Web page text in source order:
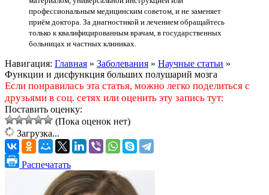
профессиональным медицинским советом, и не заменяет
приём доктора. За диагностикой и лечением обращайтесь
только к квалифицированным врачам, в государственных
больницах и частных клиниках.
Навигация: Главная » Заболевания » Научные статьи »
Функции и дисфункция больших полушарий мозга
Если понравилась эта статья, можно легко поделиться с
друзьями в соц. сетях или оценить эту запись тут:
Поставить оценку:
(Пока оценок нет)
Загрузка...
Распечатать